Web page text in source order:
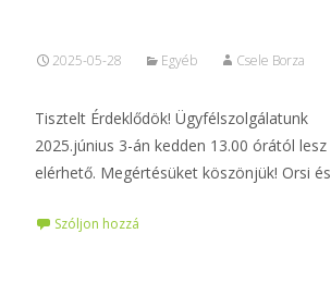
2025-05-28 Egyéb Csele Borza
Tisztelt Érdeklődök! Ügyfélszolgálatunk
2025.június 3-án kedden 13.00 órától lesz
elérhető. Megértésüket köszönjük! Orsi
Szóljon hozzá